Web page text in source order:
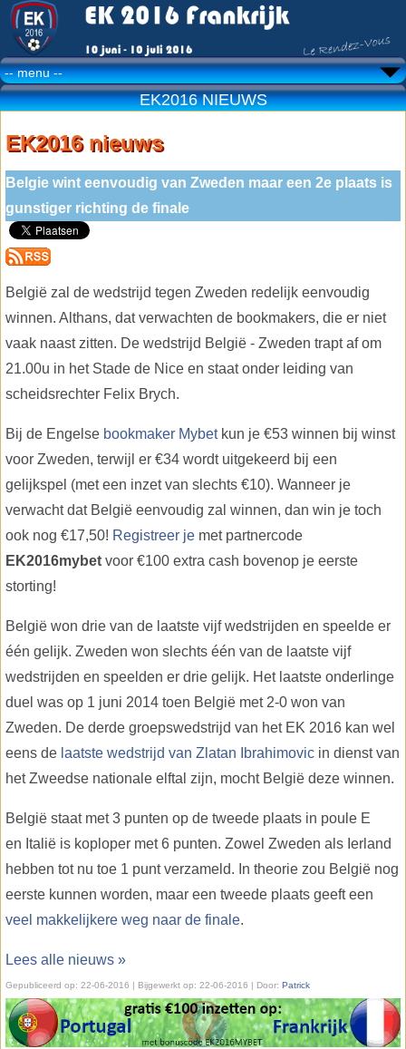
EK2016 NIEUWS
EK2016 nieuws
Belgie wint eenvoudig van Zweden maar een 2e plaats is
gunstiger richting de finale
België zal de wedstrijd tegen Zweden redelijk eenvoudig
winnen. Althans, dat verwachten de bookmakers, die er niet
vaak naast zitten. De wedstrijd België - Zweden trapt af om
21.00u in het Stade de Nice en staat onder leiding van
scheidsrechter Felix Brych.
Bij de Engelse bookmaker Mybetkun je €53 winnen bij winst
voor Zweden, terwijl er €34 wordt uitgekeerd bij een
gelijkspel (met een inzet van slechts €10). Wanneer je
verwacht dat België eenvoudig zal winnen, dan win je toch
ook nog €17,50! Registreer je met partnercode
EK2016mybet voor €100 extra cash bovenop je eerste
storting!
België won drie van de laatste vijf wedstrijden en speelde er
één gelijk. Zweden won slechts één van de laatste vijf
wedstrijden en speelden er drie gelijk. Het laatste onderlinge
duel was op 1 juni 2014 toen België met 2-0 won van
Zweden. De derde groepswedstrijd van het EK 2016 kan wel
eens de laatste wedstrijd van Zlatan Ibrahimovic in dienst van
het Zweedse nationale elftal zijn, mocht België deze winnen.
België staat met 3 punten op de tweede plaats in poule E
en Italië is koploper met 6 punten. Zowel Zweden als Ierland
hebben tot nu toe 1 punt verzameld. In theorie zou België nog
eerste kunnen worden, maar een tweede plaats geeft een
veel makkelijkere weg naar de finale.
Lees alle nieuws »
Gepubliceerd op: 22-06-2016 | Bijgewerkt op: 22-06-2016 | Door: Patrick